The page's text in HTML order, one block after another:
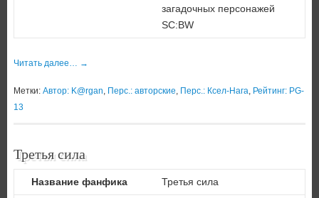
загадочных персонажей
SC:BW
Читать далее… →
Метки: Автор: K@rgan, Перс.: авторские, Перс.: Ксел-Нага, Рейтинг: PG-
13
Третья сила
Название фанфика Третья сила